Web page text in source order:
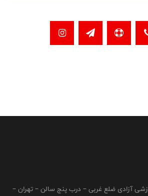
آزادی ضلع غربی – درب پنج سالن – تهران –